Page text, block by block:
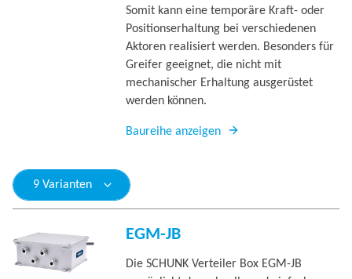
Somit kann eine temporäre Kraft- oder
Positionserhaltung bei verschiedenen
Aktoren realisiert werden. Besonders für
Greifer geeignet, die nicht mit
mechanischer Erhaltung ausgerüstet
werden können.
Baureihe anzeigen
9 Varianten
EGM-JB
Die SCHUNK Verteiler Box EGM-JB